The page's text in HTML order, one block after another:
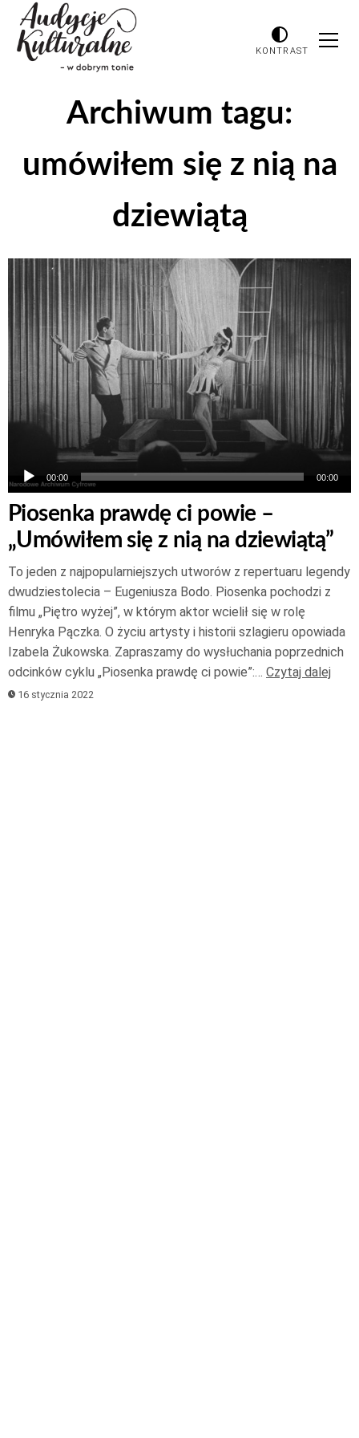
KONTRAST
Archiwum tagu:
umówiłem się z nią na
dziewiątą
Odtwarzacz
plików
dźwiękowych
00:00 00:00
Piosenka prawdę ci powie –
„Umówiłem się z nią na dziewiątą”
To jeden z najpopularniejszych utworów z repertuaru legendy
dwudziestolecia – Eugeniusza Bodo. Piosenka pochodzi z
filmu „Piętro wyżej”, w którym aktor wcielił się w rolę
Henryka Pączka. O życiu artysty i historii szlagieru opowiada
Izabela Żukowska. Zapraszamy do wysłuchania poprzednich
odcinków cyklu „Piosenka prawdę ci powie”:… Czytaj dalej
16 stycznia 2022